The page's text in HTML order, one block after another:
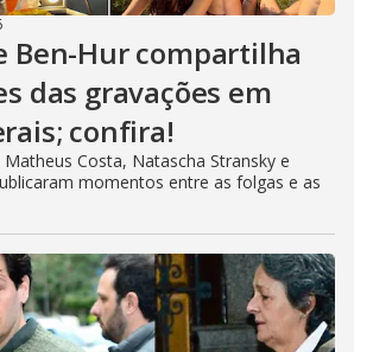
Ben-Hur compartilha
das gravações em
confira!
Matheus Costa, Natascha Stransky e
momentos entre as folgas e as